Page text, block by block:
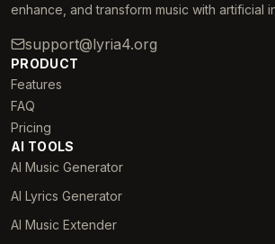
enhance, and transform music with artificial
support@lyria4.org
PRODUCT
Features
FAQ
Pricing
AI TOOLS
AI Music Generator
AI Lyrics Generator
AI Music Extender